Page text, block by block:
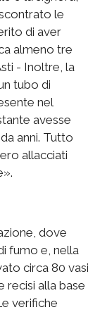
le
di aver
almeno tre
- Inoltre, la
tubo di
nel
avesse
anni. Tutto
allacciati
dove
fumo e, nella
circa 80 vasi
recisi alla base
verifiche